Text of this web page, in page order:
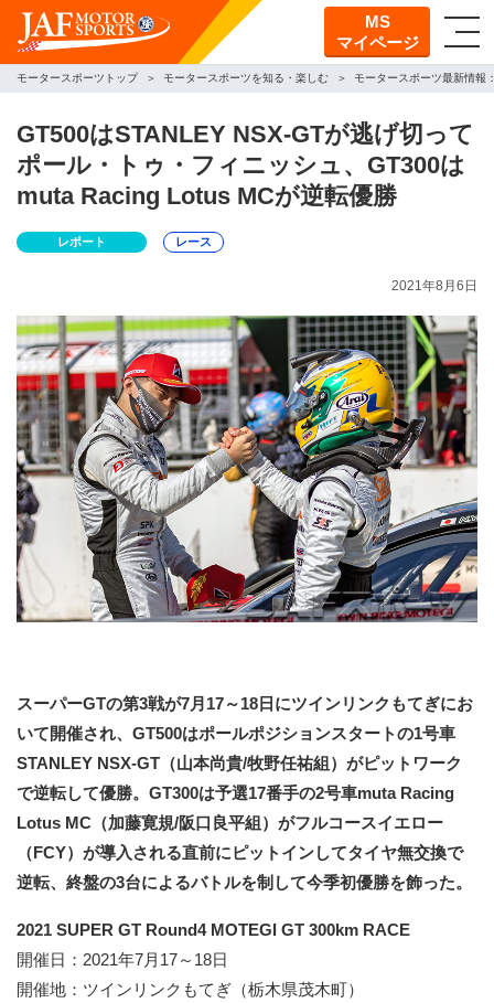
MS
マイページ
モータースポーツトップ モータースポーツを知る・楽しむ モータースポーツ最新情報
GT500はSTANLEY NSX-GTが逃げ切って
ポール・トゥ・フィニッシュ、GT300は
muta Racing Lotus MCが逆転優勝
レポート レース
2021年8月6日
スーパーGTの第3戦が7月17～18日にツインリンクもてぎにお
いて開催され、GT500はポールポジションスタートの1号車
STANLEY NSX-GT（山本尚貴/牧野任祐組）がピットワーク
で逆転して優勝。GT300は予選17番手の2号車muta Racing
Lotus MC（加藤寛規/阪口良平組）がフルコースイエロー
（FCY）が導入される直前にピットインしてタイヤ無交換で
逆転、終盤の3台によるバトルを制して今季初優勝を飾った。
2021 SUPER GT Round4 MOTEGI GT 300km RACE
開催日：2021年7月17～18日
開催地：ツインリンクもてぎ（栃木県茂木町）